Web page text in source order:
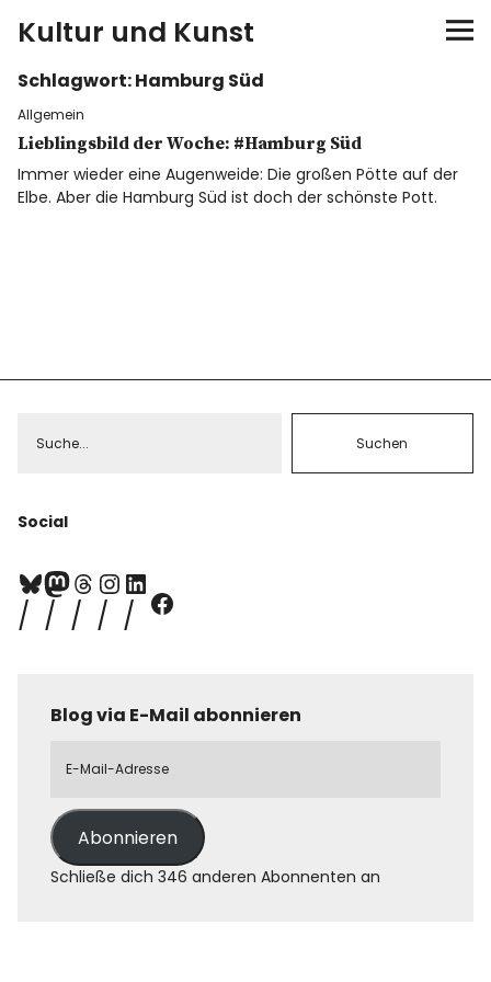
Kultur und Kunst
kultur & kunst
Ausstellungen
Spiele
Bloggerreisen
Über mich
Schlagwort:Hamburg Süd
Allgemein
Lieblingsbild der Woche: #Hamburg Süd
Immer wieder eine Augenweide: Die großen Pötte auf der
Elbe. Aber die Hamburg Süd ist doch der schönste Pott.
Social
Blog via E-Mail abonnieren
Abonnieren
Schließe dich 346 anderen Abonnenten an